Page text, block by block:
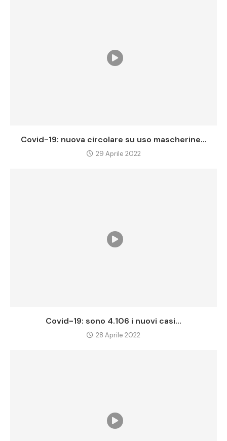
Covid-19: nuova circolare su uso mascherine...
29 Aprile 2022
Covid-19: sono 4.106 i nuovi casi...
28 Aprile 2022